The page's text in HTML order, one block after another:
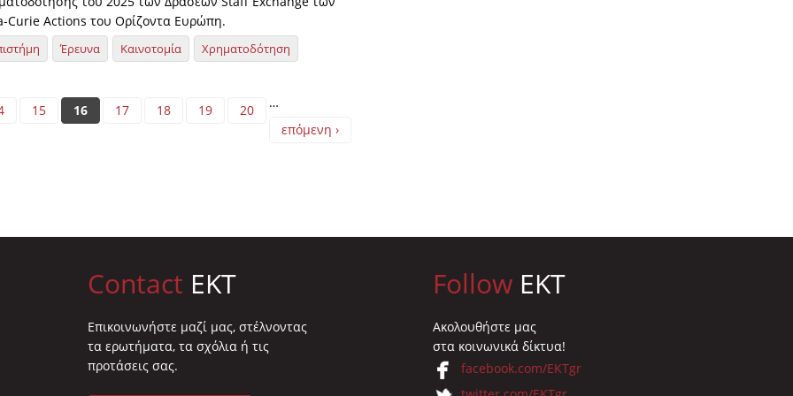
Curie Actions του Ορίζοντα Ευρώπη.
Έρευνα Καινοτομία Χρηματοδότηση
15 16 17 18 19 20
…
επόμενη ›
Contact EKT
Επικοινωνήστε μαζί μας, στέλνοντας
τα ερωτήματα, τα σχόλια ή τις
προτάσεις σας.
Follow EKT
Ακολουθήστε μας
στα κοινωνικά δίκτυα!
facebook.com/EKTgr